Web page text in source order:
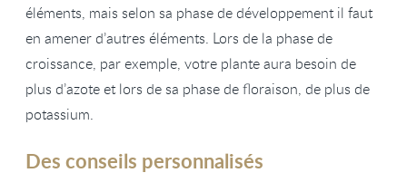
éléments, mais selon sa phase de développement il faut
en amener d’autres éléments. Lors de la phase de
croissance, par exemple, votre plante aura besoin de
plus d’azote et lors de sa phase de floraison, de plus de
potassium.
Des conseils personnalisés